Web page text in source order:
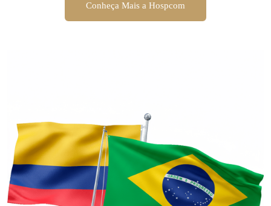
Conheça Mais a Hospcom